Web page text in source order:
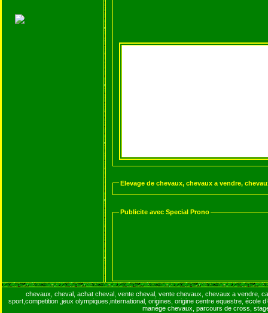
Publicite avec Special Prono
chevaux, cheval, achat cheval, vente cheval, vente chevaux, chevaux a vendre,
sport,competition ,jeux olympiques,international, origines, origine centre equestre, école
manège chevaux, parcours de cross,